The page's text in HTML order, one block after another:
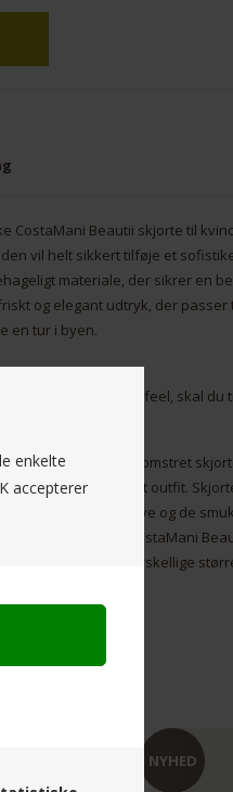
enkelte
accepterer
CostaMani Beautii skjorte til
vil helt sikkert tilføje et
materiale, der sikrer en
og elegant udtryk, der passer
en tur i byen.
fald og skønt silke feel, skal
stilfuld og elegant blomstret
feminint touch til dit outfit.
lang. Den sorte farve og de
ud fra mængden. CostaMani
og er tilgængelig i forskellige
NYHED